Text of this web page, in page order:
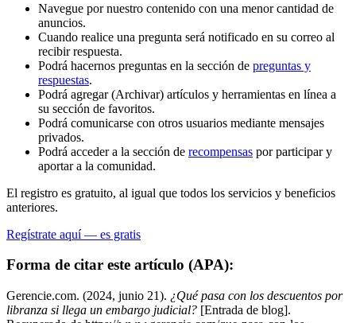
Navegue por nuestro contenido con una menor cantidad de
anuncios.
Cuando realice una pregunta será notificado en su correo al
recibir respuesta.
Podrá hacernos preguntas en la sección de preguntas y
respuestas.
Podrá agregar (Archivar) artículos y herramientas en línea a
su sección de favoritos.
Podrá comunicarse con otros usuarios mediante mensajes
privados.
Podrá acceder a la sección de recompensas por participar y
aportar a la comunidad.
El registro es gratuito, al igual que todos los servicios y beneficios
anteriores.
Regístrate aquí — es gratis
Forma de citar este artículo (APA):
Gerencie.com. (2024, junio 21). ¿Qué pasa con los descuentos por
libranza si llega un embargo judicial? [Entrada de blog].